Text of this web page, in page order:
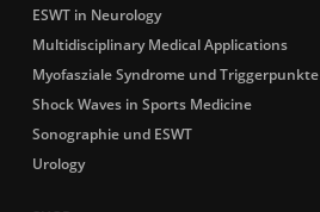
ESWT in Neurology
Multidisciplinary Medical Applications
Myofasziale Syndrome und Triggerpunkte
Shock Waves in Sports Medicine
Sonographie und ESWT
Urology